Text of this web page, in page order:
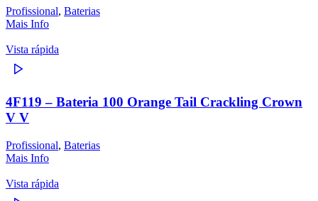
Profissional, Baterias
Mais Info
Vista rápida
4F119 – Bateria 100 Orange Tail Crackling Crown
V V
Profissional, Baterias
Mais Info
Vista rápida